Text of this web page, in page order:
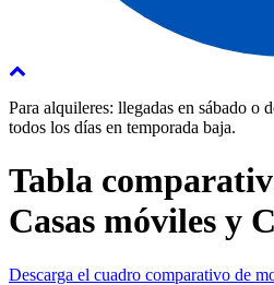
Para alquileres: llegadas en sábado o
todos los días en temporada baja.
Tabla
Casas móviles y
Descarga el cuadro comparativo de